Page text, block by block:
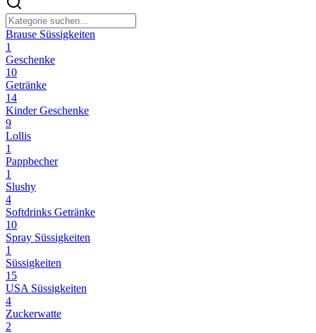
Brause Süssigkeiten
1
Geschenke
10
Getränke
14
Kinder Geschenke
9
Lollis
1
Pappbecher
1
Slushy
4
Softdrinks Getränke
10
Spray Süssigkeiten
1
Süssigkeiten
15
USA Süssigkeiten
4
Zuckerwatte
2